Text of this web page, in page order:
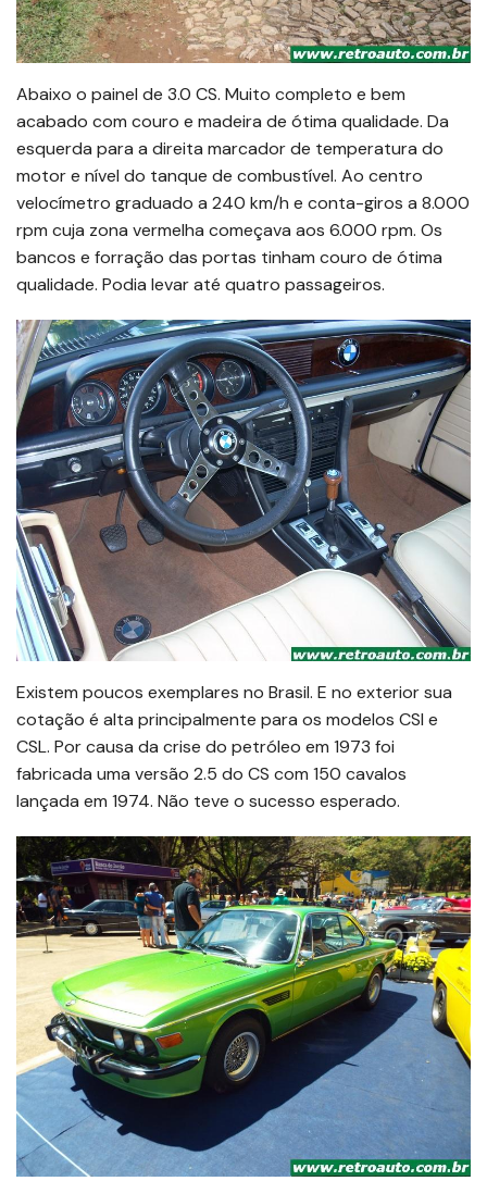
Abaixo o painel de 3.0 CS. Muito completo e bem
acabado com couro e madeira de ótima qualidade. Da
esquerda para a direita marcador de temperatura do
motor e nível do tanque de combustível. Ao centro
velocímetro graduado a 240 km/h e conta-giros a 8.000
rpm cuja zona vermelha começava aos 6.000 rpm. Os
bancos e forração das portas tinham couro de ótima
qualidade. Podia levar até quatro passageiros.
Existem poucos exemplares no Brasil. E no exterior sua
cotação é alta principalmente para os modelos CSI e
CSL. Por causa da crise do petróleo em 1973 foi
fabricada uma versão 2.5 do CS com 150 cavalos
lançada em 1974. Não teve o sucesso esperado.